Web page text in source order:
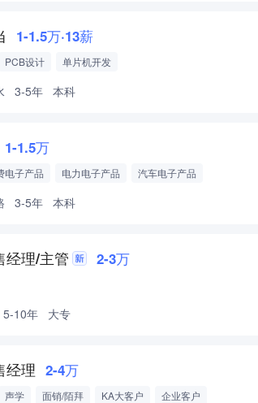
1-1.5万·13薪
PCB设计 单片机开发
3-5年 本科
1-1.5万
电子产品 电力电子产品
汽车电子产品
3-5年 本科
经理/主管 2-3万
5-10年 大专
经理 2-4万
声学 面销/陌拜 KA大客户 企业客户